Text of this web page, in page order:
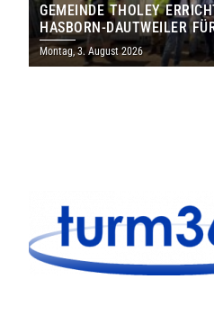
GEMEINDE THOLEY
HASBORN-DAUTWEILER
MILLIONEN EURO
Montag, 3. August 2026